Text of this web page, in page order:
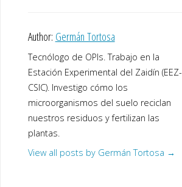
Author: Germán Tortosa
Tecnólogo de OPIs. Trabajo en la
Estación Experimental del Zaidín (EEZ-
CSIC). Investigo cómo los
microorganismos del suelo reciclan
nuestros residuos y fertilizan las
plantas.
View all posts by Germán Tortosa →